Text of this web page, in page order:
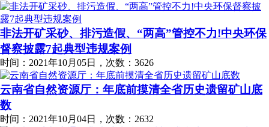
非法开矿采砂、排污造假、“两高”管控不力!中央环保
督察披露7起典型违规案例
时间：2021年10月05日，次数：3626
云南省自然资源厅：年底前摸清全省历史遗留矿山底
数
时间：2021年10月04日，次数：2632